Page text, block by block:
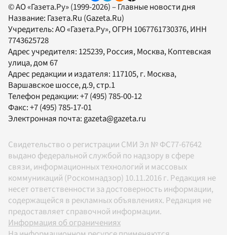
© АО «Газета.Ру» (1999-2026) – Главные новости дня
Название: Газета.Ru (Gazeta.Ru)
Учредитель:АО «Газета.Ру», ОГРН 1067761730376, ИНН
7743625728
Адрес учредителя: 125239, Россия, Москва, Коптевская
улица, дом 67
Адрес редакции и издателя: 117105, г. Москва,
Варшавское шоссе, д.9, стр.1
Телефон редакции:+7 (495) 785-00-12
Факс:+7 (495) 785-17-01
Электронная почта: gazeta@gazeta.ru
Свидетельство о регистрации СМИ Эл № ФС77-67642
выдано федеральной службой по надзору в сфере
связи, информационных технологий и массовых
коммуникаций (Роскомнадзор) 10.11.2016 г. Редакция не
несет ответственности за достоверность информации,
содержащейся в рекламных объявлениях. Редакция не
предоставляет справочной информации.
Информация об ограничениях